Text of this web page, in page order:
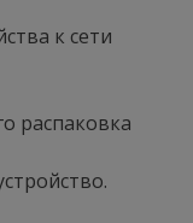
к сети
распаковка